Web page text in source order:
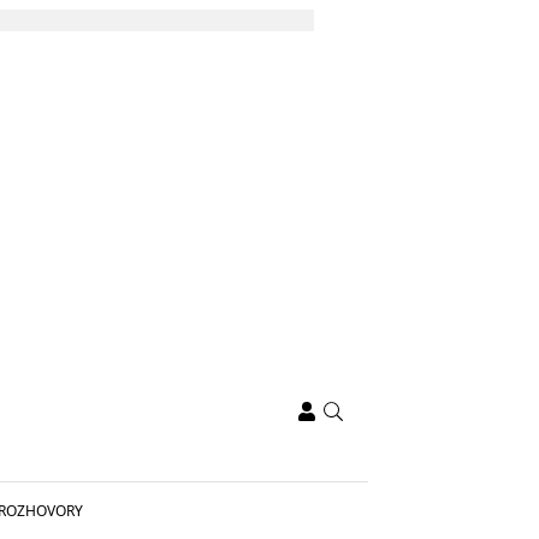
ROZHOVORY